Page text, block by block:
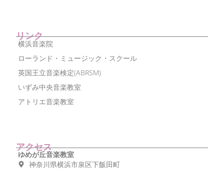
リンク
横浜音楽院
ローランド・ミュージック・スクール
英国王立音楽検定(ABRSM)
いずみ中央音楽教室
アトリエ音楽教室
アクセス
ゆめが丘音楽教室
神奈川県横浜市泉区下飯田町